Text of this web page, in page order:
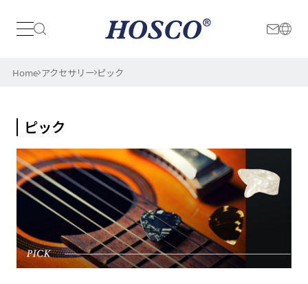
日本
Home アクセサリー ピック
ピック